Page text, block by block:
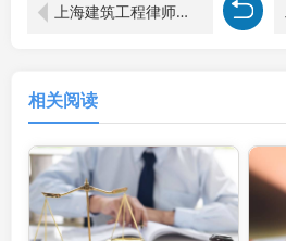
上海建筑工程律师揭秘：建设工程合同管辖之谜，破解专属管辖疑云！
相关阅读